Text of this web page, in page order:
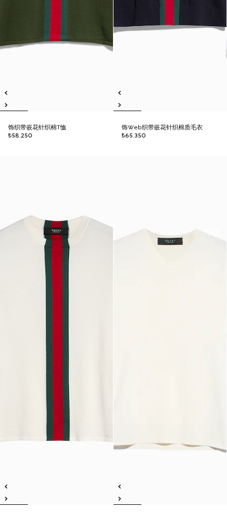
饰织带嵌花针织棉T恤
₺58.250
饰Web织带嵌花针织棉质毛衣
₺65.350